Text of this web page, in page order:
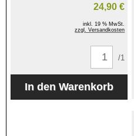
24,90 €
inkl. 19 % MwSt.
zzgl. Versandkosten
/1